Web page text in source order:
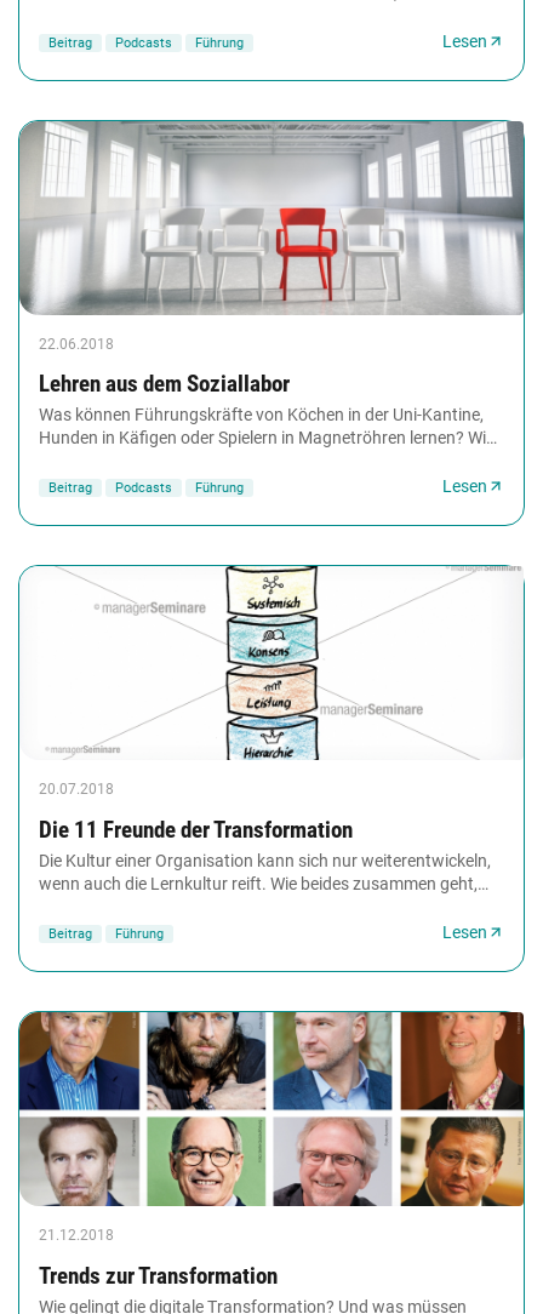
Beitrag Podcasts Führung Lesen
22.06.2018
Lehren aus dem Soziallabor
Was können Führungskräfte von Köchen in der Uni-Kantine,
Hunden in Käfigen oder Spielern in Magnetröhren lernen? Wie
Beitrag Podcasts Führung Lesen
20.07.2018
Die 11 Freunde der Transformation
Die Kultur einer Organisation kann sich nur weiterentwickeln,
wenn auch die Lernkultur reift. Wie beides zusammen geht,
Beitrag Führung Lesen
21.12.2018
Trends zur ­Transformation
Wie gelingt die digitale Transformation? Und was müssen